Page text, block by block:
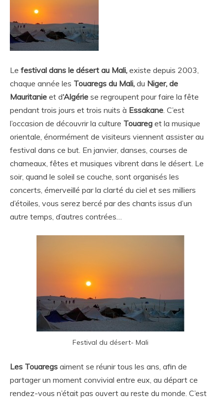
Le festival dans le désert au Mali, existe depuis 2003,
chaque année les Touaregs du Mali, du Niger, de
Mauritanie et d‘Algérie se regroupent pour faire la fête
pendant trois jours et trois nuits à Essakane . C’est
l’occasion de découvrir la culture Touareg et la musique
orientale, énormément de visiteurs viennent assister au
festival dans ce but. En janvier, danses, courses de
chameaux, fêtes et musiques vibrent dans le désert. Le
soir, quand le soleil se couche, sont organisés les
concerts, émerveillé par la clarté du ciel et ses milliers
d’étoiles, vous serez bercé par des chants issus d’un
autre temps, d’autres contrées…
Festival du désert- Mali
Les Touaregs aiment se réunir tous les ans, afin de
partager un moment convivial entre eux, au départ ce
rendez-vous n’était pas ouvert au reste du monde. C’est